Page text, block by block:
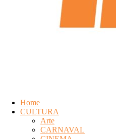
Home
CULTURA
Arte
CARNAVAL